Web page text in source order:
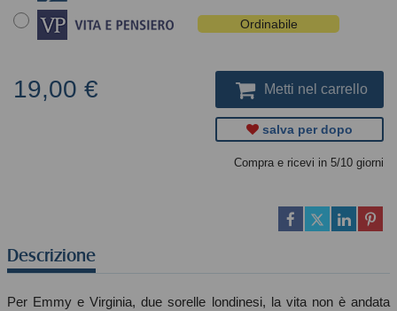
Ordinabile
19,00 € Metti nel carrello
salva per dopo
Compra e ricevi in 5/10 giorni
Descrizione
Per Emmy e Virginia, due sorelle londinesi, la vita non è andata